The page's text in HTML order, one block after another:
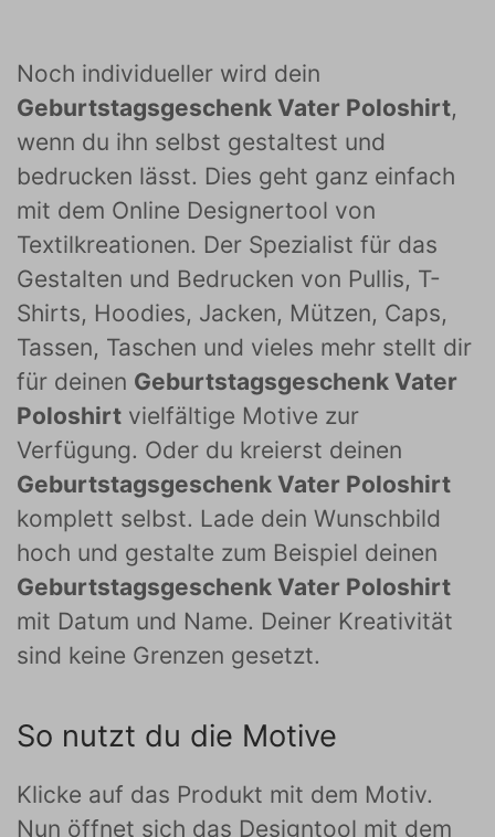
Noch individueller wird dein
Geburtstagsgeschenk Vater Poloshirt,
wenn du ihn selbst gestaltest und
bedrucken lässt. Dies geht ganz einfach
mit dem Online Designertool von
Textilkreationen. Der Spezialist für das
Gestalten und Bedrucken von Pullis, T-
Shirts, Hoodies, Jacken, Mützen, Caps,
Tassen, Taschen und vieles mehr stellt dir
für deinen Geburtstagsgeschenk Vater
Poloshirt vielfältige Motive zur
Verfügung. Oder du kreierst deinen
Geburtstagsgeschenk Vater Poloshirt
komplett selbst. Lade dein Wunschbild
hoch und gestalte zum Beispiel deinen
Geburtstagsgeschenk Vater Poloshirt
mit Datum und Name. Deiner Kreativität
sind keine Grenzen gesetzt.
So nutzt du die Motive
Klicke auf das Produkt mit dem Motiv.
Nun öffnet sich das Designtool mit dem